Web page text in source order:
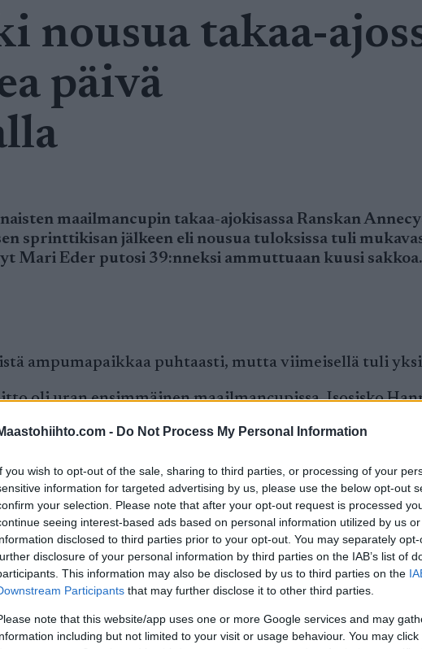
- Do Not Process My Personal Information
you wish to opt-out of the sale, sharing to third parties, or processing of your
information for targeted advertising by us, please use the below opt-out
your selection. Please note that after your opt-out request is processed
seeing interest-based ads based on personal information utilized by us
disclosed to third parties prior to your opt-out. You may separately
disclosure of your personal information by third parties on the IAB’s list of
This information may also be disclosed by us to third parties on the
Participants that may further disclose it to other third parties.
note that this website/app uses one or more Google services and may
including but not limited to your visit or usage behaviour. You may
takaa-
päivä
maailmancupin takaa-ajokisassa Ranskan
sprinttikisan jälkeen eli nousua tuloksissa tuli
Mari Eder putosi 39:nneksi ammuttuaan kuusi sakkoa.
ampumapaikkaa puhtaasti, mutta viimeisellä tuli yksi
oli uran ensimmäinen maailmancupissa. Isosisko
Ranskan Julia Simon.